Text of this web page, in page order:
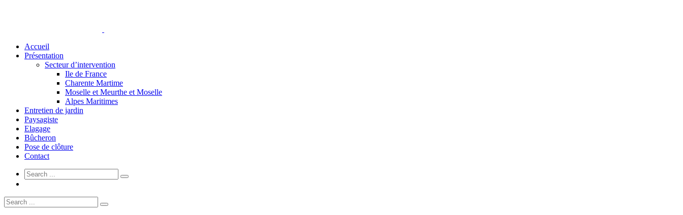
Accueil
Présentation
Secteur d’intervention
Ile de France
Charente Martime
Moselle et Meurthe et Moselle
Alpes Maritimes
Entretien de jardin
Paysagiste
Elagage
Bûcheron
Pose de clôture
Contact